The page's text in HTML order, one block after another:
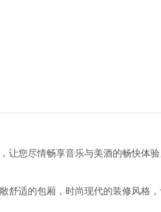
让您尽情畅享音乐与美酒的畅快体验
舒适的包厢，时尚现代的装修风格